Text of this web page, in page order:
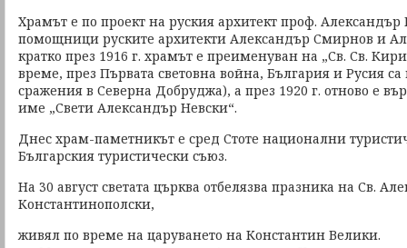
Храмът е по проект на руския архитект проф.
помощници руските архитекти Александър Смирнов и
кратко през 1916 г. храмът е преименуван на „Св. Св.
време, през Първата световна война, България и Русия
сражения в Северна Добруджа), а през 1920 г. отново е
име „Свети Александър Невски“.
Днес храм-паметникът е сред Стоте национални
Българския туристически съюз.
На 30 август светата църква отбелязва празника на Св.
Константинополски,
живял по време на царуването на Константин Велики.